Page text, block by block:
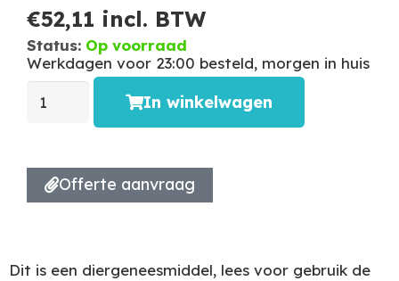
€52,11 incl. BTW
Status: Op voorraad
Werkdagen voor 23:00 besteld, morgen in huis
In winkelwagen
Offerte aanvraag
Dit is een diergeneesmiddel, lees voor gebruik de